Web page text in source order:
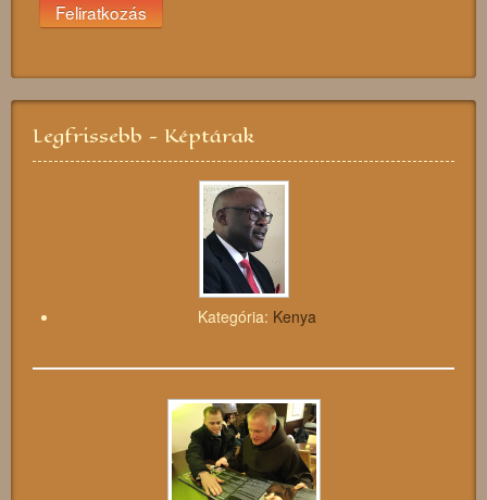
Legfrissebb - Képtárak
Kategória: Kenya